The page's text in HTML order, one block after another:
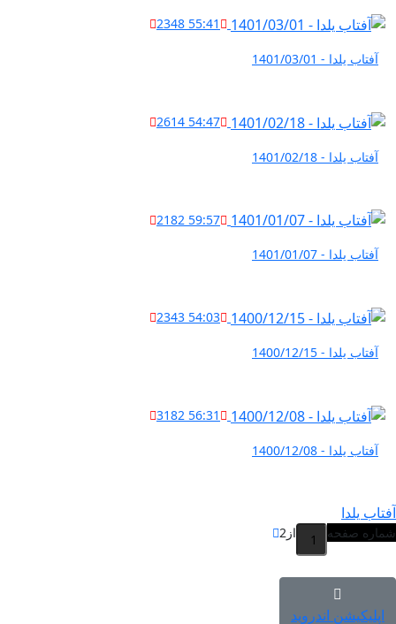
55:41
2348
آفتاب یلدا - 1401/03/01
54:47
2614
آفتاب یلدا - 1401/02/18
59:57
2182
آفتاب یلدا - 1401/01/07
54:03
2343
آفتاب یلدا - 1400/12/15
56:31
3182
آفتاب یلدا - 1400/12/08
آفتاب یلدا
شماره صفحه از 2
اپلیکیشن اندروید